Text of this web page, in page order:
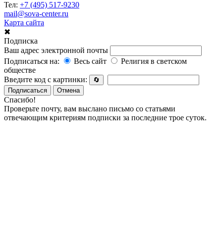
Тел: +7 (495) 517-9230
mail@sova-center.ru
Карта сайта
✖
Подписка
Ваш адрес электронной почты
Подписаться на:
Весь сайт
Религия в светском
обществе
Введите код с картинки:
🔄
Подписаться
Отмена
Спасибо!
Проверьте почту, вам выслано письмо со статьями
отвечающим критериям подписки за последние трое суток.